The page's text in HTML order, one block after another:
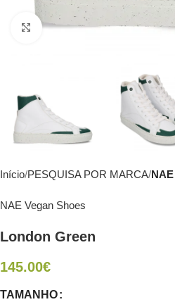
Click to enlarge
Início PESQUISA POR MARCA NAE
NAE Vegan Shoes
London Green
145.00€
TAMANHO